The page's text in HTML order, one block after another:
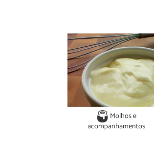
Molhos e
acompanhamentos